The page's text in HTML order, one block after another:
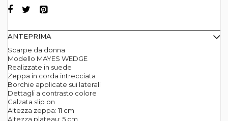
ANTEPRIMA
Scarpe da donna
Modello MAYES WEDGE
Realizzate in suede
Zeppa in corda intrecciata
Borchie applicate sui laterali
Dettagli a contrasto colore
Calzata slip on
Altezza zeppa: 11 cm
Altezza plateau: 5 cm